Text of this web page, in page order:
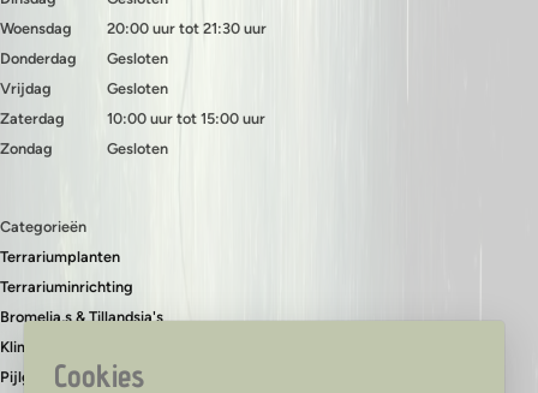
Cookies
Woensdag
Donderdag
Vrijdag
Zaterdag
Zondag
20:00 uur tot 21:30 uur
Gesloten
Gesloten
10:00 uur tot 15:00 uur
Gesloten
Categorieën
Terrariumplanten
Terrariuminrichting
Bromelia,s & Tillandsia's
Klimplanten & bodembedekkers
Pijlgifkikkers